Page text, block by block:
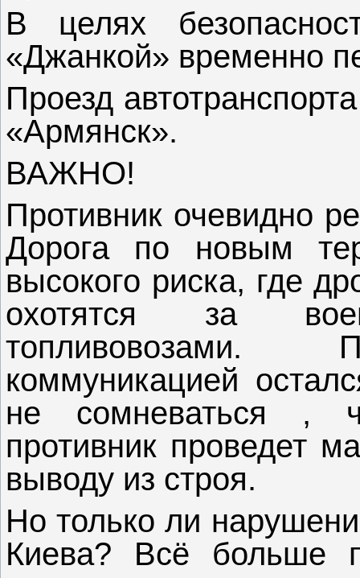
В целях
«Джанкой» временно
Проезд
«Армянск».
ВАЖНО!
Противник очевидно
Дорога по новым
высокого риска, где
охотятся за
топливовозами.
коммуникацией
не сомневаться ,
противник проведет
выводу из строя.
Но только ли
Киева? Всё больше